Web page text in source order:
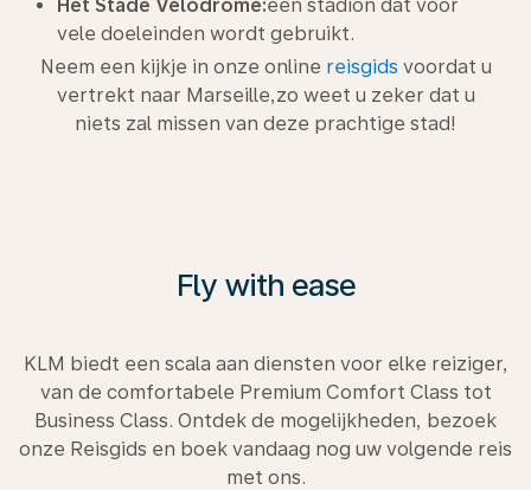
Het Stade Vélodrome:een stadion dat voor
vele doeleinden wordt gebruikt.
Neem een kijkje in onze online reisgids voordat u
vertrekt naar Marseille,zo weet u zeker dat u
niets zal missen van deze prachtige stad!
Fly with ease
KLM biedt een scala aan diensten voor elke reiziger,
van de comfortabele Premium Comfort Class tot
Business Class. Ontdek de mogelijkheden, bezoek
onze Reisgids en boek vandaag nog uw volgende reis
met ons.